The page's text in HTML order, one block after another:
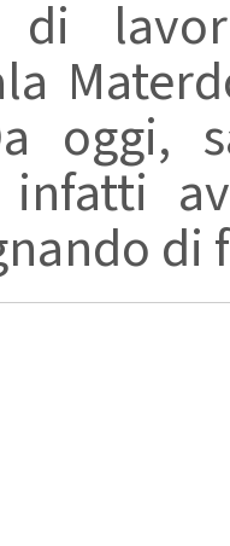
di
oggi,
infatti
di